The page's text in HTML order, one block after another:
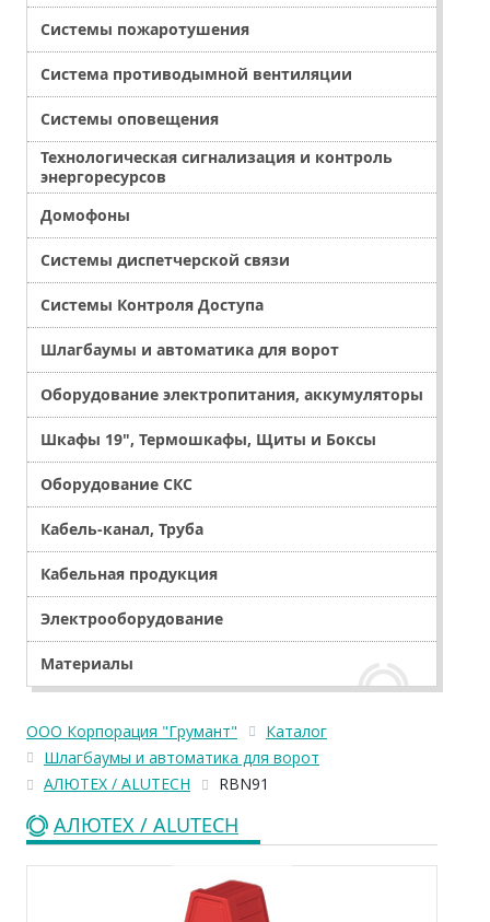
Системы пожаротушения
Система противодымной вентиляции
Системы оповещения
Технологическая сигнализация и контроль
энергоресурсов
Домофоны
Системы диспетчерской связи
Системы Контроля Доступа
Шлагбаумы и автоматика для ворот
Оборудование электропитания, аккумуляторы
Шкафы 19", Термошкафы, Щиты и Боксы
Оборудование СКС
Кабель-канал, Труба
Кабельная продукция
Электрооборудование
Материалы
ООО Корпорация "Грумант"
Каталог
Шлагбаумы и автоматика для ворот
АЛЮТЕХ / ALUTECH
RBN91
АЛЮТЕХ / ALUTECH